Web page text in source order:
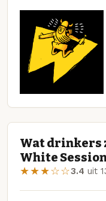
Wat drinkers
White
★★★☆☆3.4 uit